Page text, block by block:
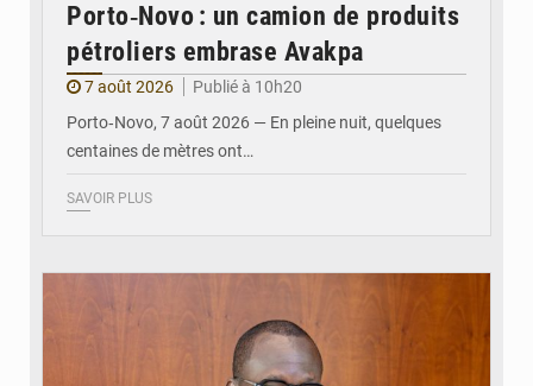
Porto‑Novo : un camion de produits
pétroliers embrase Avakpa
7 août 2026
Publié à 10h20
Porto‑Novo, 7 août 2026 — En pleine nuit, quelques
centaines de mètres ont…
SAVOIR PLUS